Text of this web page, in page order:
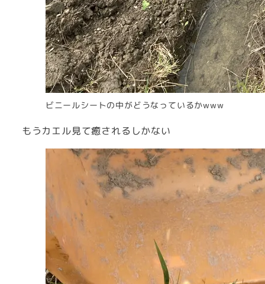
ビニールシートの中がどうなっているかwww
もうカエル見て癒されるしかない